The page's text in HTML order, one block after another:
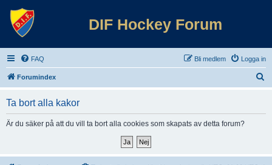
DIF Hockey Forum
FAQ Logga in
Bli medlem
Forumindex
Ta bort alla kakor
Är du säker på att du vill ta bort alla cookies som skapats av detta forum?